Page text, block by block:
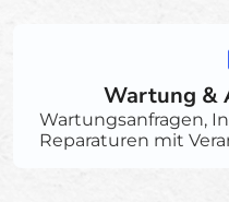
Wartung &
Wartungsanfragen,
Reparaturen mit